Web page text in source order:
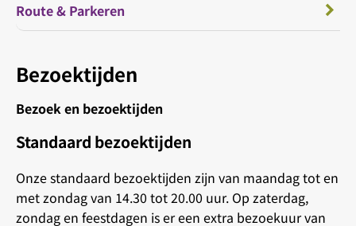
Route & Parkeren
Bezoektijden
Bezoek en bezoektijden
Standaard bezoektijden
Onze standaard bezoektijden zijn van maandag tot en
met zondag van 14.30 tot 20.00 uur. Op zaterdag,
zondag en feestdagen is er een extra bezoekuur van